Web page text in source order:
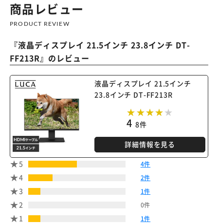
商品レビュー
PRODUCT REVIEW
『液晶ディスプレイ 21.5インチ 23.8インチ DT-
FF213R』のレビュー
液晶ディスプレイ 21.5インチ
23.8インチ DT-FF213R
4 8件
詳細情報を見る
5 4件
4 2件
3 1件
2 0件
1 1件